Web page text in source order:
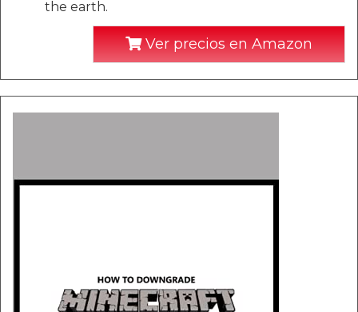
the earth.
Ver precios en Amazon